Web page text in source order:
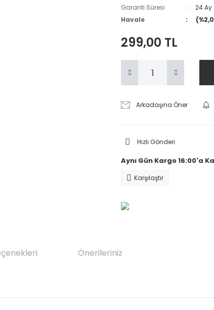
Garanti Süresi
24 Ay
Havale
299,00 TL
Arkadaşına Öner
Hızlı Gönderi
Aynı Gün Kargo 16:00'a
Karşılaştır
Önerileriniz